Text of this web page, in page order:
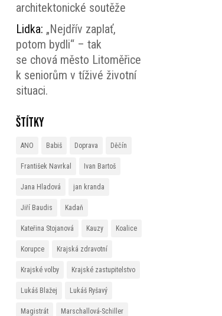
architektonické soutěže
Lidka: „Nejdřív zaplať,
potom bydli“ – tak
se chová město Litoměřice
k seniorům v tíživé životní
situaci.
Štítky
ANO Babiš Doprava Děčín
František Navrkal Ivan Bartoš
Jana Hladová jan kranda
Jiří Baudis Kadaň
Kateřina Stojanová Kauzy Koalice
Korupce Krajská zdravotní
Krajské volby Krajské zastupitelstvo
Lukáš Blažej Lukáš Ryšavý
Magistrát Marschallová-Schiller